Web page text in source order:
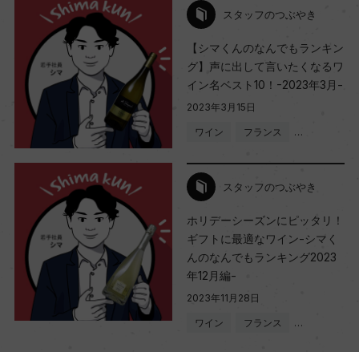
スタッフのつぶやき
【シマくんのなんでもランキン
グ】声に出して言いたくなるワ
イン名ベスト10！-2023年3月-
2023年3月15日
ワイン フランス …
スタッフのつぶやき
ホリデーシーズンにピッタリ！
ギフトに最適なワイン-シマく
んのなんでもランキング2023
年12月編-
2023年11月28日
ワイン フランス …